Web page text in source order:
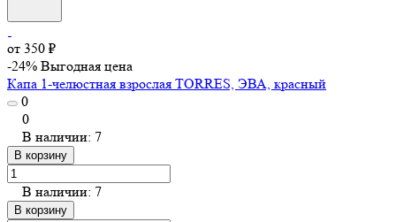
от 350 ₽
-24% Выгодная цена
Капа 1-челюстная взрослая TORRES, ЭВА, красный
0
0
В наличии: 7
В корзину
В наличии: 7
В корзину